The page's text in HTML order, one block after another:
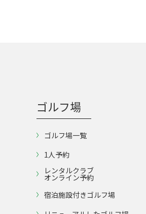
ゴルフ場
ゴルフ場一覧
1人予約
レンタルクラブ
オンライン予約
宿泊施設付きゴルフ場